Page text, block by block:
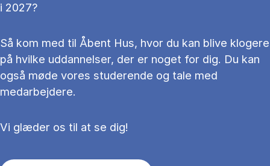
i 2027?
Så kom med til Åbent Hus, hvor du kan blive klogere
på hvilke uddannelser, der er noget for dig. Du kan
også møde vores studerende og tale med
medarbejdere.
Vi glæder os til at se dig!